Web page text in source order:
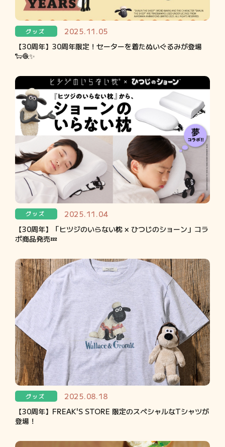
グッズ
2025.11.05
【30周年】30周年限定！セーターを着たぬいぐるみが登場
🐑🧶✨
グッズ
2025.11.04
【30周年】「ヒツジのいらない枕 × ひつじのショーン」コラ
ボ商品発売💤
グッズ
2025.08.18
【30周年】FREAK'S STORE 限定のスペシャルなTシャツが
登場！